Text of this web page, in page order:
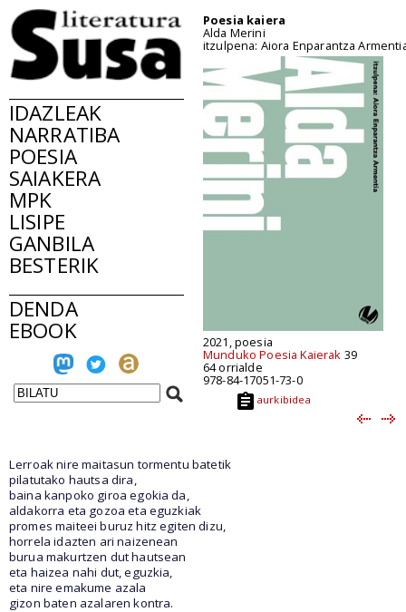
IDAZLEAK
NARRATIBA
POESIA
SAIAKERA
MPK
LISIPE
GANBILA
BESTERIK
DENDA
EBOOK
Poesia kaiera
Alda Merini
itzulpena: Aiora Enparantza
2021, poesia
Munduko Poesia Kaierak 39
64 orrialde
978-84-17051-73-0
aurkibidea
Lerroak nire maitasun tormentu batetik
pilatutako hautsa dira,
baina kanpoko giroa egokia da,
aldakorra eta gozoa eta eguzkiak
promes maiteei buruz hitz egiten dizu,
horrela idazten ari naizenean
burua makurtzen dut hautsean
eta haizea nahi dut, eguzkia,
eta nire emakume azala
gizon baten azalaren kontra.